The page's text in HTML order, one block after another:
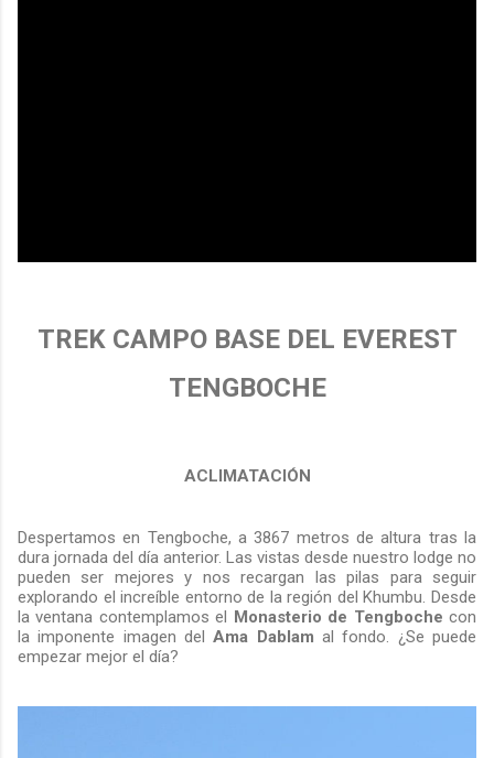
TREK CAMPO BASE DEL EVEREST
TENGBOCHE
ACLIMATACIÓN
Despertamos en Tengboche, a 3867 metros de altura tras la
dura jornada del día anterior. Las vistas desde nuestro lodge no
pueden ser mejores y nos recargan las pilas para seguir
explorando el increíble entorno de la región del Khumbu. Desde
la ventana contemplamos el Monasterio de Tengboche con
la imponente imagen delAma Dablam al fondo. ¿Se puede
empezar mejor el día?